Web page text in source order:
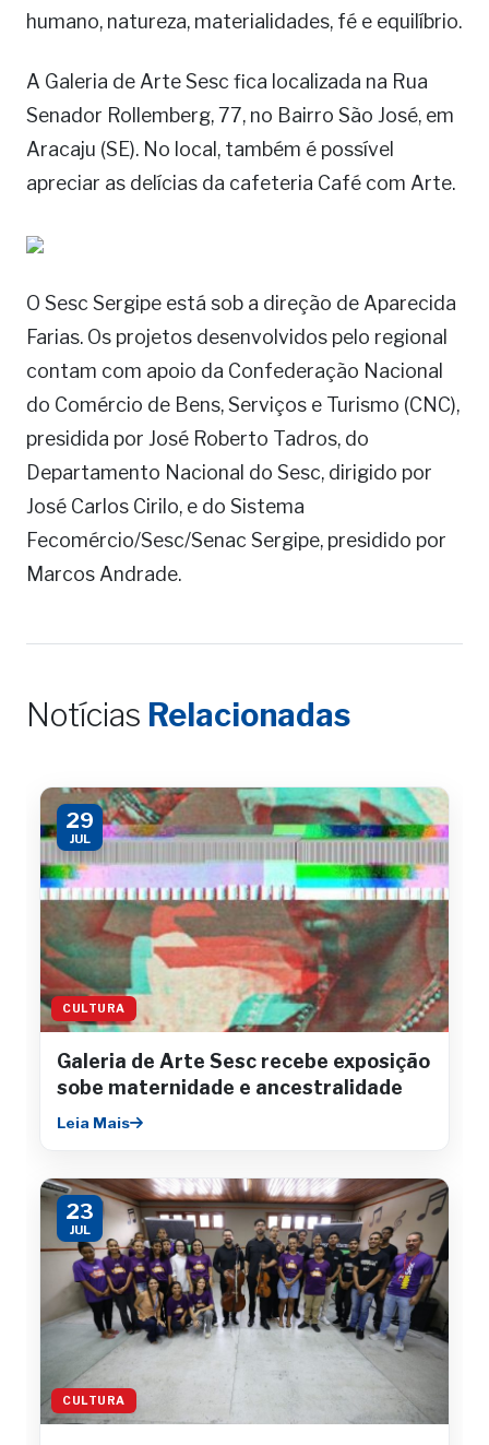
humano, natureza, materialidades, fé e equilíbrio.
A Galeria de Arte Sesc fica localizada na Rua
Senador Rollemberg, 77, no Bairro São José, em
Aracaju (SE). No local, também é possível
apreciar as delícias da cafeteria Café com Arte.
O Sesc Sergipe está sob a direção de Aparecida
Farias. Os projetos desenvolvidos pelo regional
contam com apoio da Confederação Nacional
do Comércio de Bens, Serviços e Turismo (CNC),
presidida por José Roberto Tadros, do
Departamento Nacional do Sesc, dirigido por
José Carlos Cirilo, e do Sistema
Fecomércio/Sesc/Senac Sergipe, presidido por
Marcos Andrade.
Notícias Relacionadas
29
JUL
CULTURA
Galeria de Arte Sesc recebe exposição
sobe maternidade e ancestralidade
Leia Mais
23
JUL
CULTURA